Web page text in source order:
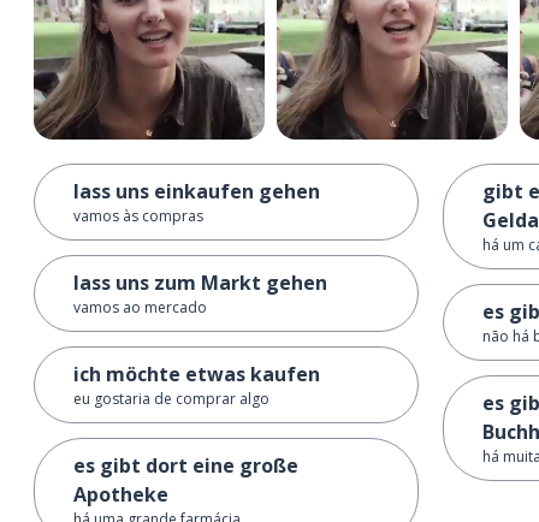
lass uns einkaufen gehen
vamos às compras
lass uns zum Markt gehen
vamos ao mercado
ich möchte etwas kaufen
eu gostaria de comprar algo
es gibt dort eine große
Apotheke
gibt
há um
es
não há
es
há